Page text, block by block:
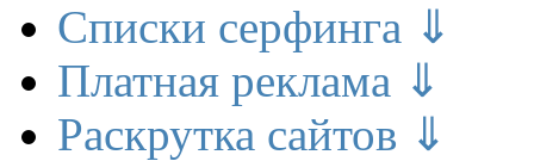
Списки серфинга ⇓
Платная реклама ⇓
Раскрутка сайтов ⇓